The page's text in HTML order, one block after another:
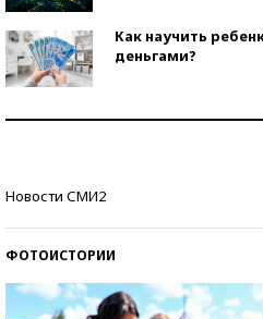
Как научить
деньгами?
Новости СМИ2
ФОТОИСТОРИИ